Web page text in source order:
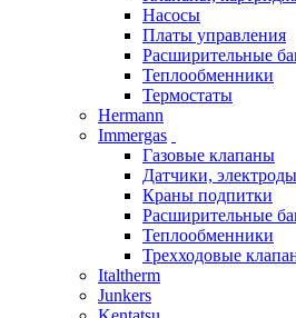
Насосы
Платы управления
Расширительные
Теплообменники
Термостаты
Hermann
Immergas
Газовые клапаны
Датчики, электроды
Краны подпитки
Расширительные
Теплообменники
Трехходовые
Italtherm
Junkers